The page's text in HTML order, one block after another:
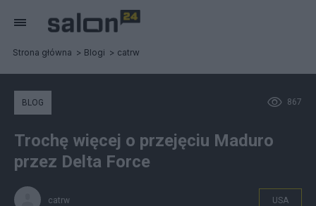
Strona główna Blogi catrw
867
BLOG
Trochę więcej o przejęciu Maduro
przez Delta Force
catrw USA